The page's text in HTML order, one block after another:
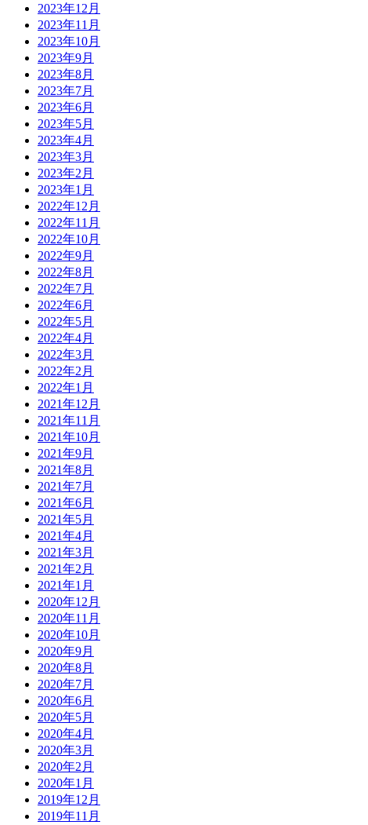
2023年12月
2023年11月
2023年10月
2023年9月
2023年8月
2023年7月
2023年6月
2023年5月
2023年4月
2023年3月
2023年2月
2023年1月
2022年12月
2022年11月
2022年10月
2022年9月
2022年8月
2022年7月
2022年6月
2022年5月
2022年4月
2022年3月
2022年2月
2022年1月
2021年12月
2021年11月
2021年10月
2021年9月
2021年8月
2021年7月
2021年6月
2021年5月
2021年4月
2021年3月
2021年2月
2021年1月
2020年12月
2020年11月
2020年10月
2020年9月
2020年8月
2020年7月
2020年6月
2020年5月
2020年4月
2020年3月
2020年2月
2020年1月
2019年12月
2019年11月